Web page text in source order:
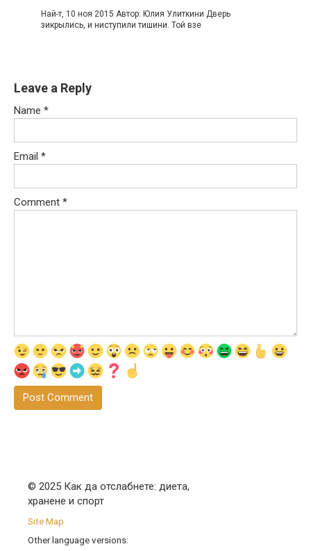
Най-т, 10 ноя 2015 Автор: Юлия Улиткини Дверь
зикрылись, и ниступили тишини. Той взе
Leave a Reply
Name *
Email *
Comment *
© 2025 Как да отслабнете: диета,
хранене и спорт
Site Map
Other language versions: